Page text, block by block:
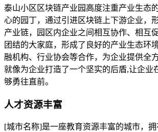
泰山小区区块链产业园高度注重产业生态
心的园丁，通过引进区块链上下游企业，
产业链，园区内企业之间相互协作、相互
团结的大家庭，形成了良好的产业生态环
融机构、行业协会等合作，为企业提供全
就像为企业打造了一个坚实的后盾,让企业
够勇往直前。
人才资源丰富
[城市名称]是一座教育资源丰富的城市，